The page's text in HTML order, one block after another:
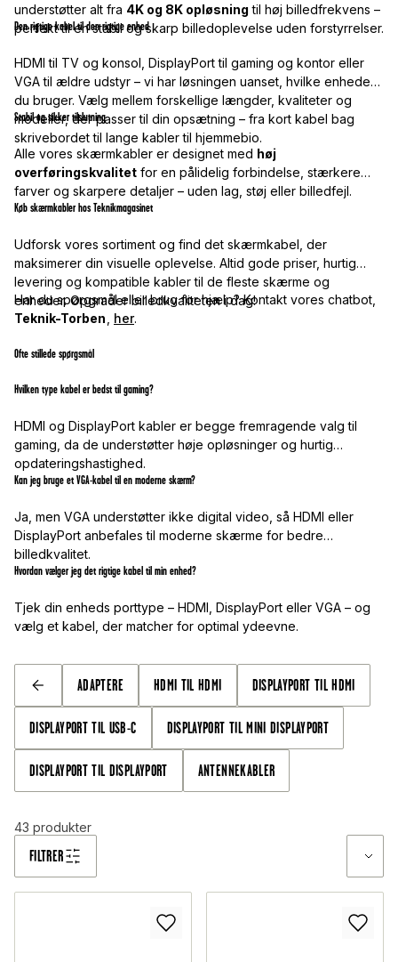
understøtter alt fra 4K og 8K opløsning til høj billedfrekvens –
perfekt til en stabil og skarp billedoplevelse uden forstyrrelser.
Den rigtige kabel til den rigtige enhed
HDMI til TV og konsol, DisplayPort til gaming og kontor eller
VGA til ældre udstyr – vi har løsningen uanset, hvilke enheder
du bruger. Vælg mellem forskellige længder, kvaliteter og
modeller, der passer til din opsætning – fra kort kabel bag
skrivebordet til lange kabler til hjemmebio.
Stabil og sikker tilslutning
Alle vores skærmkabler er designet med høj
overføringskvalitet for en pålidelig forbindelse, stærkere
farver og skarpere detaljer – uden lag, støj eller billedfejl.
Køb skærmkabler hos Teknikmagasinet
Udforsk vores sortiment og find det skærmkabel, der
maksimerer din visuelle oplevelse. Altid gode priser, hurtig
levering og kompatible kabler til de fleste skærme og
enheder. Opgrader billedkvaliteten i dag!
Har du spørgsmål eller brug for hjælp? Kontakt vores chatbot,
Teknik-Torben
her.
Ofte stillede spørgsmål
Hvilken type kabel er bedst til gaming?
HDMI og DisplayPort kabler er begge fremragende valg til
gaming, da de understøtter høje opløsninger og hurtig
opdateringshastighed.
Kan jeg bruge et VGA-kabel til en moderne skærm?
Ja, men VGA understøtter ikke digital video, så HDMI eller
DisplayPort anbefales til moderne skærme for bedre
billedkvalitet.
Hvordan vælger jeg det rigtige kabel til min enhed?
Tjek din enheds porttype – HDMI, DisplayPort eller VGA – og
vælg et kabel, der matcher for optimal ydeevne.
TILBAGE
ADAPTERE HDMI TIL HDMI DISPLAYPORT TIL HDMI
DISPLAYPORT TIL USB-C DISPLAYPORT TIL MINI DISPLAYPORT
DISPLAYPORT TIL DISPLAYPORT ANTENNEKABLER
FILTRER
43 produkter